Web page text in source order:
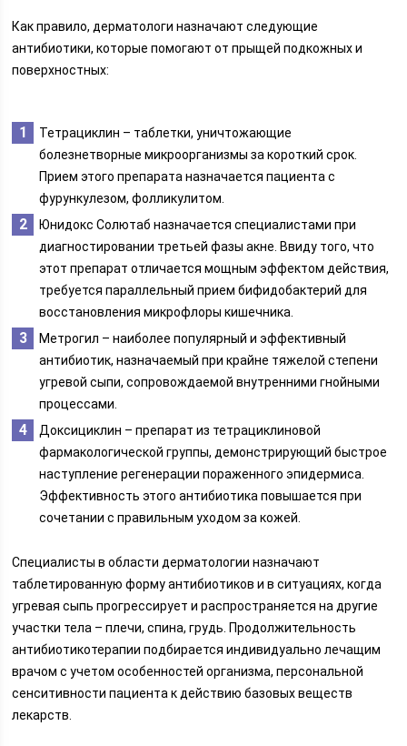
Как правило, дерматологи назначают следующие
антибиотики, которые помогают от прыщей подкожных и
поверхностных:
Тетрациклин – таблетки, уничтожающие
болезнетворные микроорганизмы за короткий срок.
Прием этого препарата назначается пациента с
фурункулезом, фолликулитом.
Юнидокс Солютаб назначается специалистами при
диагностировании третьей фазы акне. Ввиду того, что
этот препарат отличается мощным эффектом действия,
требуется параллельный прием бифидобактерий для
восстановления микрофлоры кишечника.
Метрогил – наиболее популярный и эффективный
антибиотик, назначаемый при крайне тяжелой степени
угревой сыпи, сопровождаемой внутренними гнойными
процессами.
Доксициклин – препарат из тетрациклиновой
фармакологической группы, демонстрирующий быстрое
наступление регенерации пораженного эпидермиса.
Эффективность этого антибиотика повышается при
сочетании с правильным уходом за кожей.
Специалисты в области дерматологии назначают
таблетированную форму антибиотиков и в ситуациях, когда
угревая сыпь прогрессирует и распространяется на другие
участки тела – плечи, спина, грудь. Продолжительность
антибиотикотерапии подбирается индивидуально лечащим
врачом с учетом особенностей организма, персональной
сенситивности пациента к действию базовых веществ
лекарств.